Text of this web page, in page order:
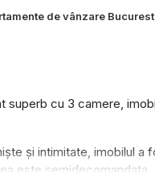
de vânzare
cu 3 camere,
și intimitate, imobilul a
este